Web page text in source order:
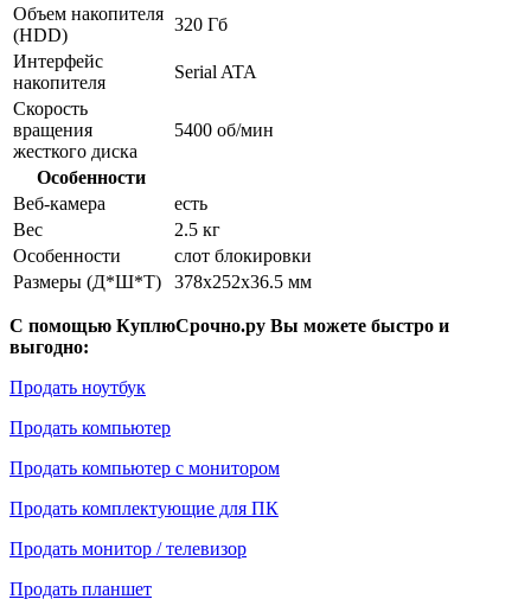
Объем накопителя
(HDD)
320 Гб
Интерфейс
накопителя
Serial ATA
Скорость
вращения
жесткого диска
5400 об/мин
Особенности
Веб-камера
есть
Вес
2.5 кг
Особенности
слот блокировки
Размеры (Д*Ш*Т)
378x252x36.5 мм
С помощью КуплюСрочно.ру Вы можете быстро и
выгодно:
Продать ноутбук
Продать компьютер
Продать компьютер с монитором
Продать комплектующие для ПК
Продать монитор / телевизор
Продать планшет